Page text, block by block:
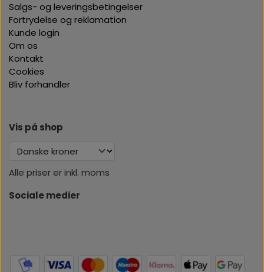
Salgs- og leveringsbetingelser
Fortrydelse og reklamation
Kunde login
Om os
Kontakt
Cookies
Bliv forhandler
Vis på shop
Alle priser er inkl. moms
Sociale medier